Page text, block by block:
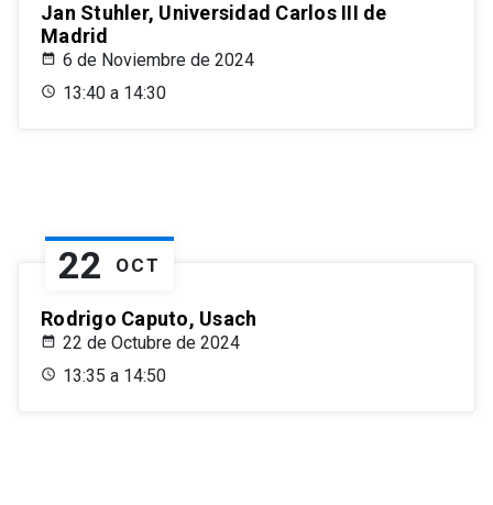
Jan Stuhler, Universidad Carlos III de
Madrid
6 de Noviembre de 2024
13:40 a 14:30
22 OCT
Rodrigo Caputo, Usach
22 de Octubre de 2024
13:35 a 14:50